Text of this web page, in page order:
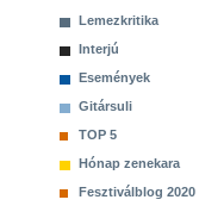
Lemezkritika
Interjú
Események
Gitársuli
TOP 5
Hónap zenekara
Fesztiválblog 2020